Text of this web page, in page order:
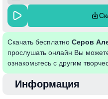
Скачать бесплатно Серов
прослушать онлайн Вы
ознакомьтесь с другим
Информация